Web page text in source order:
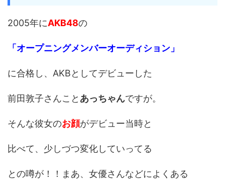
2005年にAKB48の
「オープニングメンバーオーディション」
に合格し、AKBとしてデビューした
前田敦子さんこと あっちゃんですが。
そんな彼女のお顔がデビュー当時と
比べて、少しづつ変化していってる
との噂が！！まあ、女優さんなどによくある